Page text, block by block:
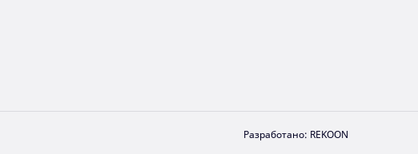
Разработано: REKOON